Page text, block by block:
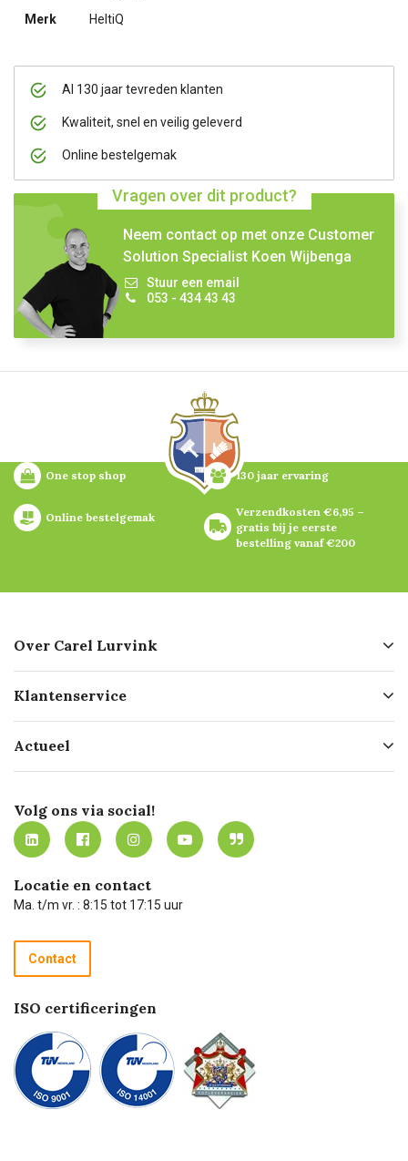
Al 130 jaar tevreden klanten
Kwaliteit, snel en veilig geleverd
Online bestelgemak
Vragen over dit product?
Neem contact op met onze Customer
Solution Specialist Koen Wijbenga
Stuur een email
053 - 434 43 43
Merk HeltiQ
One stop shop 130 jaar ervaring
Online bestelgemak
Verzendkosten €6,95 –
gratis bij je eerste
bestelling vanaf €200
Over Carel Lurvink
Geschiedenis
Missie
Werken bij Carel Lurvink
MVO
Klantenservice
Bezorgen
Mijn Carel Lurvink
Mijn Carel Lurvink instructievideo's
Carel Lurvink App
Hulp op afstand
Technische dienst
Recycle programma
Betalen
Actueel
Innovation LAB
Tevreden klanten
Carel Lurvink Blog
Carel de podcast
Volg ons via social!
Locatie en contact
Ma. t/m vr. : 8:15 tot 17:15 uur
Contact
ISO certificeringen